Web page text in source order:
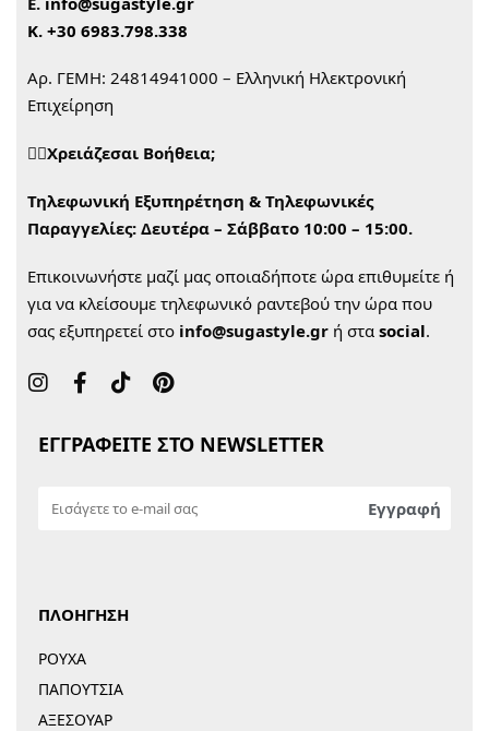
Κ. +30 6983.798.338
Αρ. ΓΕΜΗ: 24814941000 – Ελληνική Ηλεκτρονική
Επιχείρηση
🙋‍♀️Χρειάζεσαι Βοήθεια;
Τηλεφωνική Εξυπηρέτηση & Τηλεφωνικές
Παραγγελίες: Δευτέρα – Σάββατο 10:00 – 15:00.
Επικοινωνήστε μαζί μας οποιαδήποτε ώρα επιθυμείτε ή
για να κλείσουμε τηλεφωνικό ραντεβού την ώρα που
σας εξυπηρετεί στο info@sugastyle.gr ή στα social.
ΕΓΓΡΑΦΕΙΤΕ ΣΤΟ NEWSLETTER
ΠΛΟΗΓΗΣΗ
ΡΟΥΧΑ
ΠΑΠΟΥΤΣΙΑ
ΑΞΕΣΟΥΑΡ